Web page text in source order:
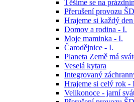
Těšíme se na
Přerušení provozu ŠD
Hrajeme si každý
Domov a rodina - I.
Moje maminka - I.
Čarodějnice - I.
Planeta Země má
Veselá kytara
Integrovaný
Hrajeme si celý rok -
Velikonoce - jarní